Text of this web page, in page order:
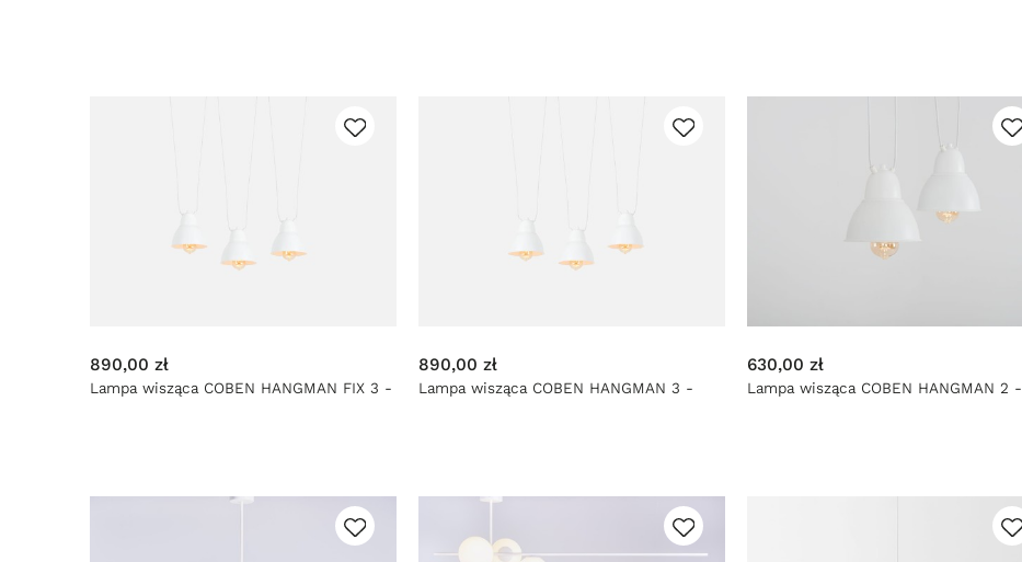
890,00 zł
Lampa wisząca COBEN HANGMAN FIX 3 -
890,00 zł
Lampa wisząca COBEN HANGMAN 3 -
630,00 zł
Lampa wisząca COBEN HANGMAN 2 -